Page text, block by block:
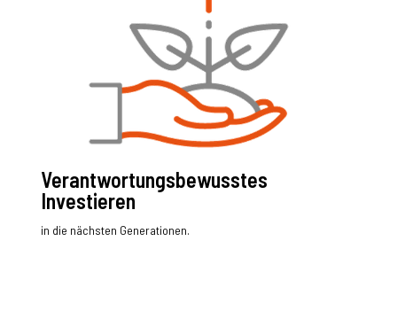
Verantwortungsbewusstes
Investieren
in die nächsten Generationen.